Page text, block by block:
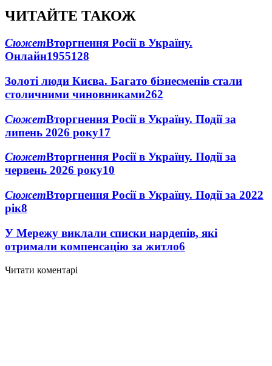
ЧИТАЙТЕ ТАКОЖ
СюжетВторгнення Росії в Україну.
Онлайн1955128
Золоті люди Києва. Багато бізнесменів стали
столичними чиновниками262
СюжетВторгнення Росії в Україну. Події за
липень 2026 року17
СюжетВторгнення Росії в Україну. Події за
червень 2026 року10
СюжетВторгнення Росії в Україну. Події за 2022
рік8
У Мережу виклали списки нардепів, які
отримали компенсацію за житло6
Читати коментарі